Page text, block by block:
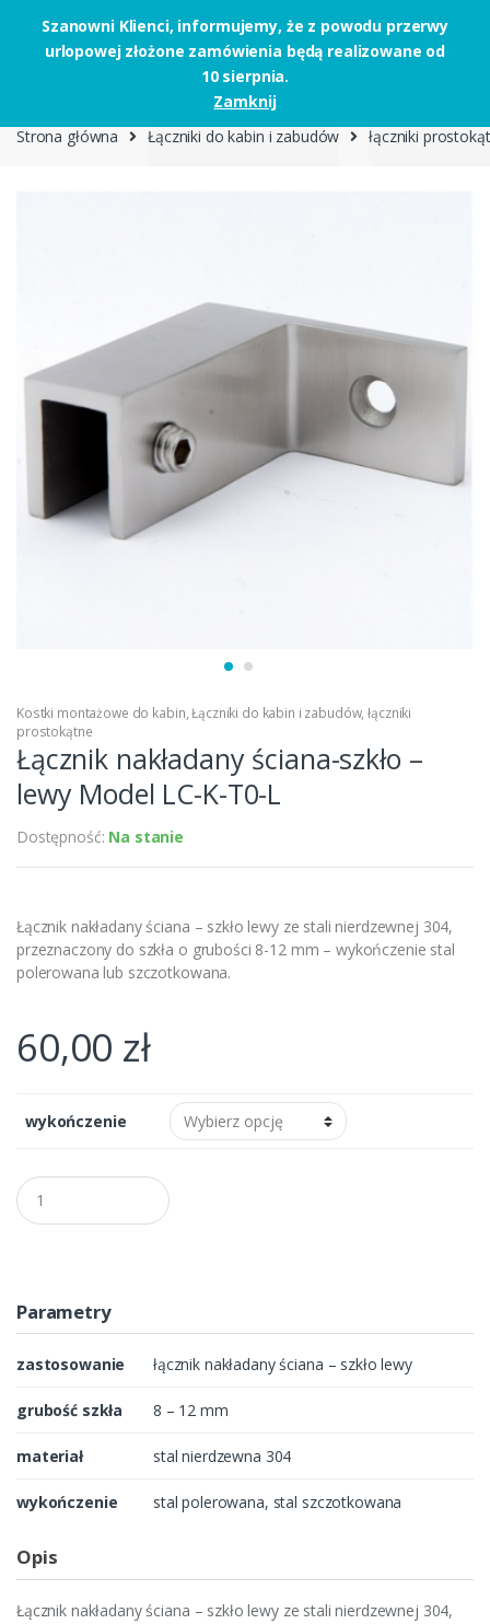
Skip to navigation
Skip to content
Strona główna Łączniki do kabin i zabudów łączniki
Kostki montażowe do kabin,Łączniki do kabin i zabudów,łączniki
prostokątne
Łącznik nakładany ściana-szkło –
lewy Model LC-K-T0-L
Dostępność: Na stanie
Łącznik nakładany ściana – szkło lewy ze stali nierdzewnej 304,
przeznaczony do szkła o grubości 8-12 mm – wykończenie stal
polerowana lub szczotkowana.
60,00 zł
wykończenie
Q
u
a
t
yParametry
zastosowanie łącznik nakładany ściana – szkło lewy
grubość szkła 8 – 12 mm
materiał stal nierdzewna 304
wykończenie stal polerowana, stal szczotkowana
Opis
Łącznik nakładany ściana – szkło lewy ze stali nierdzewnej 304,
Szanowni Klienci, informujemy, że z powodu przerwy
urlopowej złożone zamówienia będą realizowane od
10 sierpnia.
Zamknij